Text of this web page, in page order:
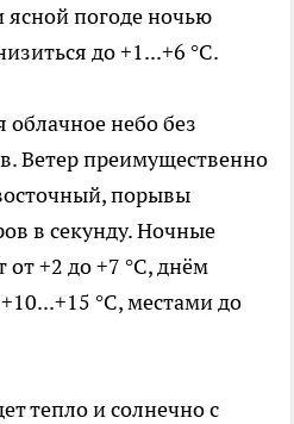
ясной погоде ночью
до +1...+6 °C.
облачное небо без
Ветер преимущественно
порывы
в секунду. Ночные
от +2 до +7 °C, днём
°C, местами до
тепло и солнечно с